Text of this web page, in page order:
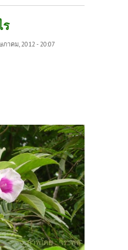
าคม, 2012 - 20:07